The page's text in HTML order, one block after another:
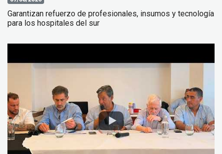
Garantizan refuerzo de profesionales, insumos y tecnología
para los hospitales del sur